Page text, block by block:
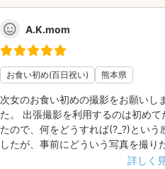
A.K.mom
お食い初め(百日祝い) 熊本県
次女のお食い初めの撮影をお願いし
た。 出張撮影を利用するのは初めて
たので、何をどうすれば(?_?)という
したが、事前にどういう写真を撮り
など相談にのっていただき、当日は
詳しく